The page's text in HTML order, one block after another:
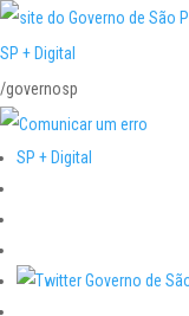
SP + Digital
/governosp
SP + Digital